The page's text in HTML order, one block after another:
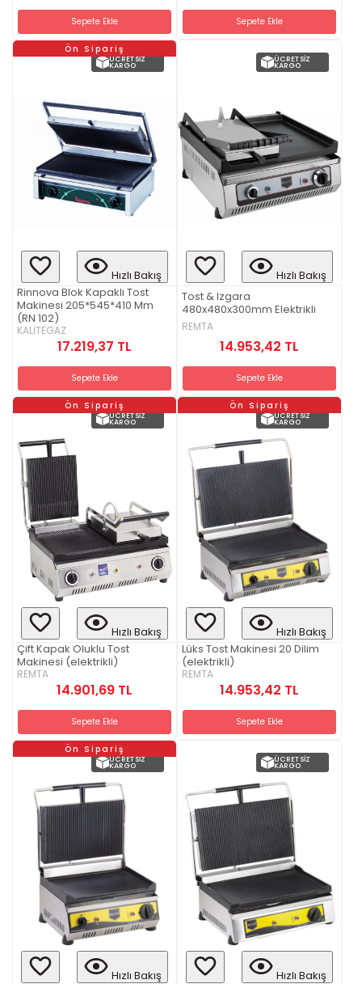
Sepete Ekle Sepete Ekle
Ön Sipariş
ÜCRETSIZ
KARGO
Hızlı Bakış
Rinnova Blok Kapaklı Tost
Makinesi 205*545*410 Mm
(RN 102)
KALİTEGAZ
17.219,37 TL
Sepete Ekle
ÜCRETSIZ
KARGO
Hızlı Bakış
Tost & Izgara
480x480x300mm Elektrikli
REMTA
14.953,42 TL
Sepete Ekle
Ön Sipariş
ÜCRETSIZ
KARGO
Hızlı Bakış
Çift Kapak Oluklu Tost
Makinesi (elektrikli)
REMTA
14.901,69 TL
Sepete Ekle
Ön Sipariş
ÜCRETSIZ
KARGO
Hızlı Bakış
Lüks Tost Makinesi 20 Dilim
(elektrikli)
REMTA
14.953,42 TL
Sepete Ekle
Ön Sipariş
ÜCRETSIZ
KARGO
Hızlı Bakış
ÜCRETSIZ
KARGO
Hızlı Bakış